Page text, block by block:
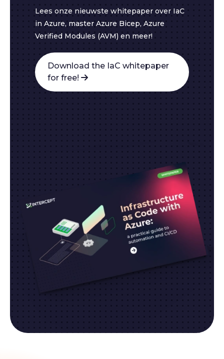
Lees onze nieuwste whitepaper over IaC
in Azure, master Azure Bicep, Azure
Verified Modules (AVM) en meer!
Download the IaC whitepaper
for free!